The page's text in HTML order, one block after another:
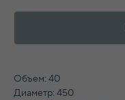
Объем: 40
Диаметр: 450